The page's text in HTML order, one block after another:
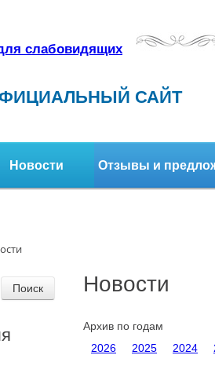
слабовидящих
САЙТ
Новости Отзывы и
Новости
Архив по годам
2026
2025 2024